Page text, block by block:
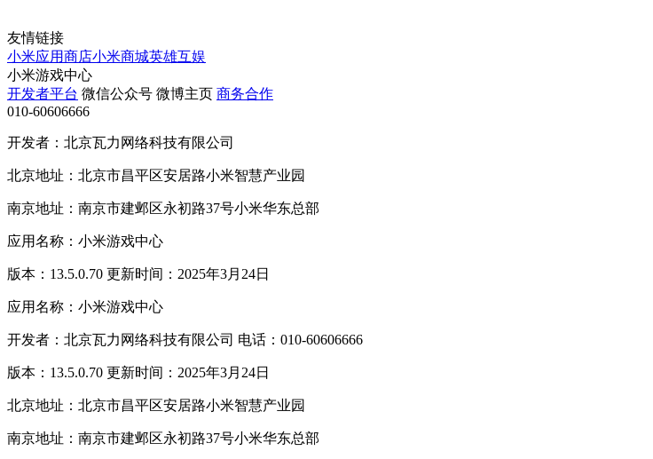
友情链接
小米应用商店小米商城英雄互娱
小米游戏中心
开发者平台 微信公众号 微博主页 商务合作
010-60606666
开发者：北京瓦力网络科技有限公司
北京地址：北京市昌平区安居路小米智慧产业园
南京地址：南京市建邺区永初路37号小米华东总部
应用名称：小米游戏中心
版本：13.5.0.70 更新时间：2025年3月24日
应用名称：小米游戏中心
开发者：北京瓦力网络科技有限公司 电话：010-60606666
版本：13.5.0.70 更新时间：2025年3月24日
北京地址：北京市昌平区安居路小米智慧产业园
南京地址：南京市建邺区永初路37号小米华东总部